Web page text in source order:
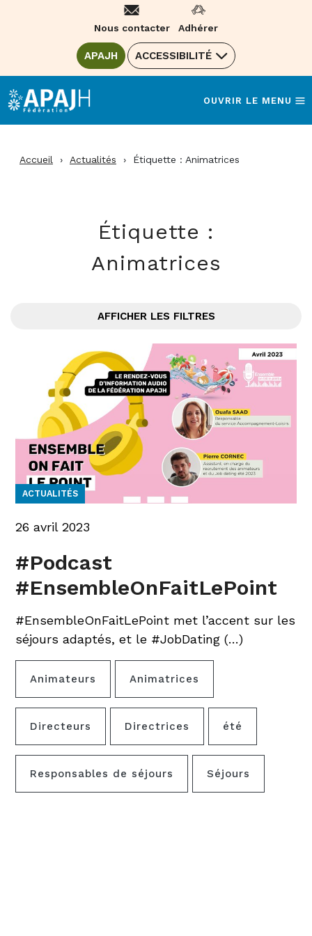
Nous contacter Adhérer
ALLER SUR LE SITE DE LA FÉDÉRATION
APAJH (OUVRE UNE NOUVELLE FENÊTRE)
ACCESSIBILITÉ
OUVRIR LE MENU
Accueil › Actualités › Étiquette : Animatrices
Étiquette :
Animatrices
AFFICHER LES FILTRES
ACTUALITÉS
26 avril 2023
#Podcast
#EnsembleOnFaitLePoint
#EnsembleOnFaitLePoint met l’accent sur les
séjours adaptés, et le #JobDating (…)
Animateurs Animatrices
Directeurs Directrices été
Responsables de séjours Séjours